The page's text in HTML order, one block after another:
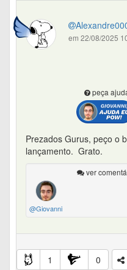
em 22/08/2025
peça
Prezados Gurus, peço o
lançamento. Grato.
ver
@Giovanni
1
0